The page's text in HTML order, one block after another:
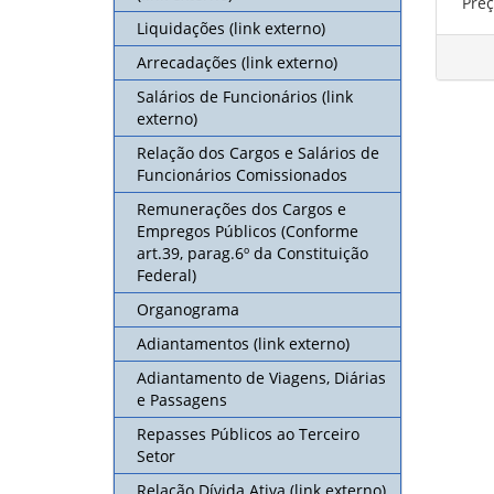
Liquidações (link externo)
Arrecadações (link externo)
Salários de Funcionários (link
externo)
Relação dos Cargos e Salários de
Funcionários Comissionados
Remunerações dos Cargos e
Empregos Públicos (Conforme
art.39, parag.6º da Constituição
Federal)
Organograma
Adiantamentos (link externo)
Adiantamento de Viagens, Diárias
e Passagens
Repasses Públicos ao Terceiro
Setor
15/
O